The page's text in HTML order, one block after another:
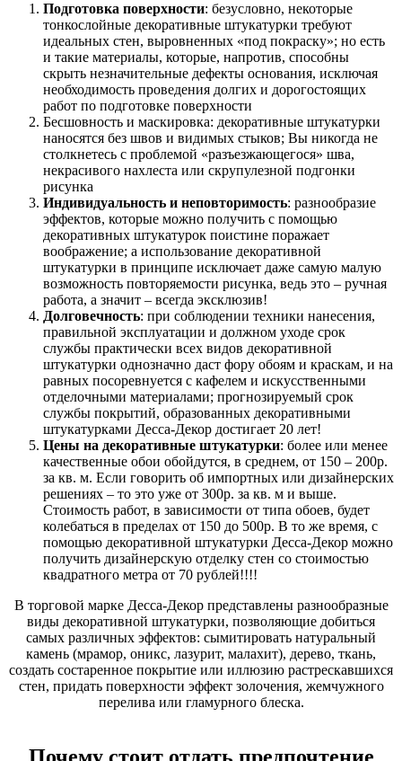
Подготовка поверхности: безусловно, некоторые
тонкослойные декоративные штукатурки требуют
идеальных стен, выровненных «под покраску»; но есть
и такие материалы, которые, напротив, способны
скрыть незначительные дефекты основания, исключая
необходимость проведения долгих и дорогостоящих
работ по подготовке поверхности
Бесшовность и маскировка: декоративные штукатурки
наносятся без швов и видимых стыков; Вы никогда не
столкнетесь с проблемой «разъезжающегося» шва,
некрасивого нахлеста или скрупулезной подгонки
рисунка
Индивидуальность и неповторимость: разнообразие
эффектов, которые можно получить с помощью
декоративных штукатурок поистине поражает
воображение; а использование декоративной
штукатурки в принципе исключает даже самую малую
возможность повторяемости рисунка, ведь это – ручная
работа, а значит – всегда эксклюзив!
Долговечность: при соблюдении техники нанесения,
правильной эксплуатации и должном уходе срок
службы практически всех видов декоративной
штукатурки однозначно даст фору обоям и краскам, и на
равных посоревнуется с кафелем и искусственными
отделочными материалами; прогнозируемый срок
службы покрытий, образованных декоративными
штукатурками Десса-Декор достигает 20 лет!
Цены на декоративные штукатурки: более или менее
качественные обои обойдутся, в среднем, от 150 – 200р.
за кв. м. Если говорить об импортных или дизайнерских
решениях – то это уже от 300р. за кв. м и выше.
Стоимость работ, в зависимости от типа обоев, будет
колебаться в пределах от 150 до 500р. В то же время, с
помощью декоративной штукатурки Десса-Декор можно
получить дизайнерскую отделку стен со стоимостью
квадратного метра от 70 рублей!!!!
В торговой марке Десса-Декор представлены разнообразные
виды декоративной штукатурки, позволяющие добиться
самых различных эффектов: сымитировать натуральный
камень (мрамор, оникс, лазурит, малахит), дерево, ткань,
создать состаренное покрытие или иллюзию растрескавшихся
стен, придать поверхности эффект золочения, жемчужного
перелива или гламурного блеска.